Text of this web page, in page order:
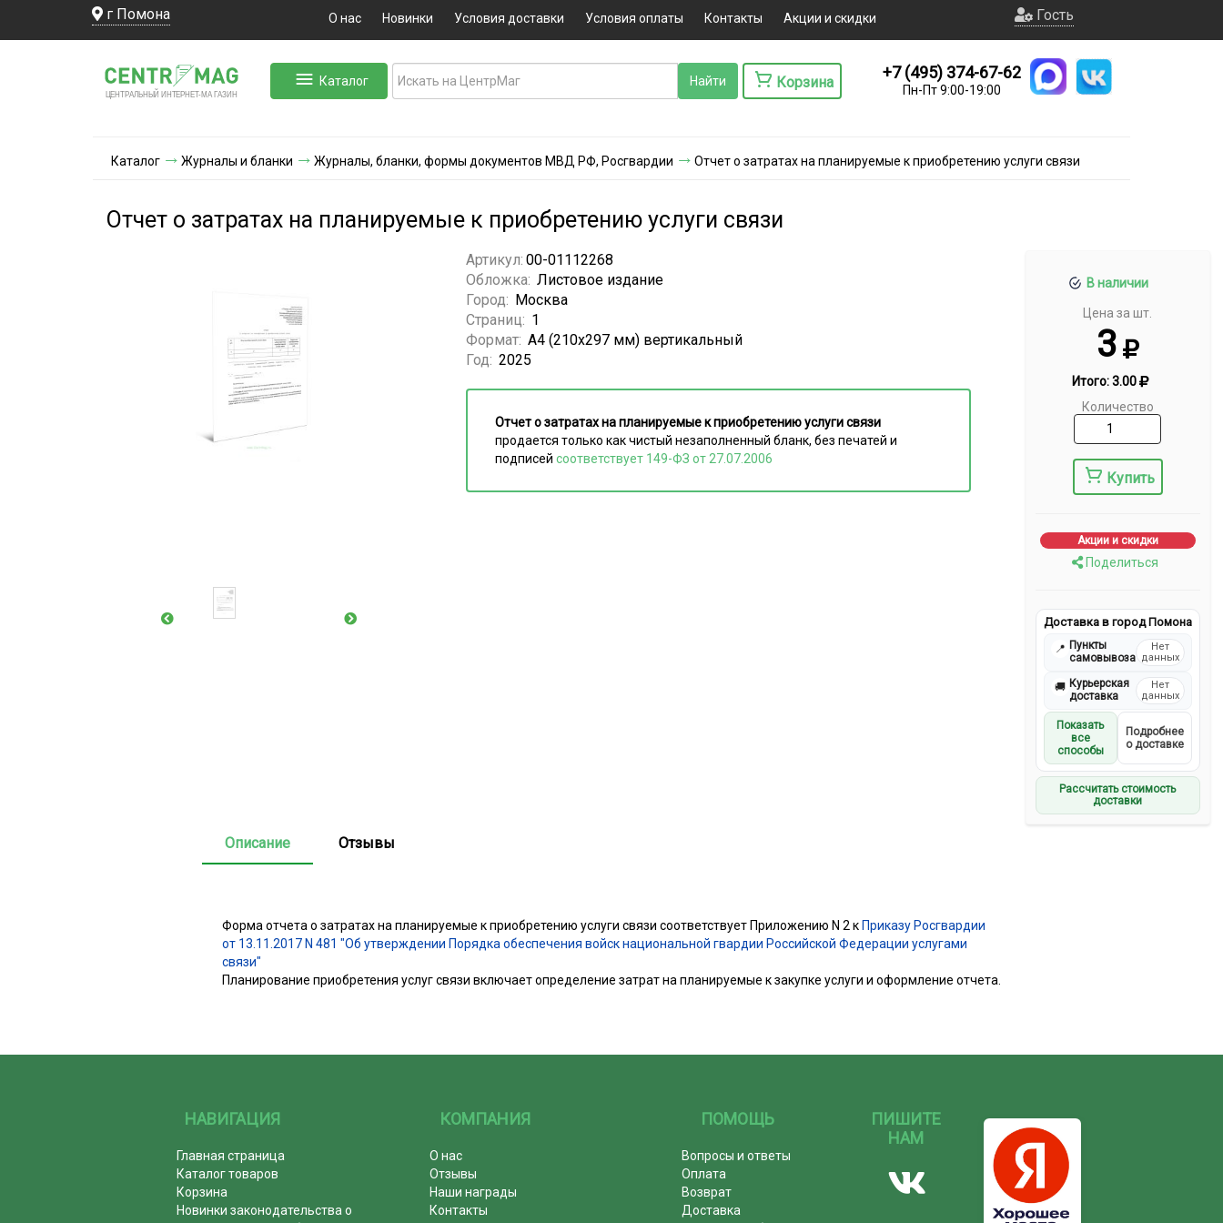
г Помона О нас Новинки Условия доставки Условия оплаты Контакты Акции и скидки Гость
ЦЕНТРАЛЬНЫЙ ИНТЕРНЕТ-МА ГАЗИН
Каталог Корзина
+7 (495) 374-67-62
Пн-Пт 9:00-19:00
Каталог Журналы и бланки Журналы, бланки, формы документов МВД РФ, Росгвардии Отчет о затратах на планируемые к приобретению услуги связи
Отчет о затратах на планируемые к приобретению услуги связи
В наличии
Цена за шт.
3
Итого:3.00
Количество
Купить
Акции и скидки
Поделиться
Доставка в город Помона
📍 Пункты
самовывоза
Нет
данных
🚚 Курьерская
доставка
Нет
данных
Показать
все
способы
Подробнее
о доставке
Рассчитать стоимость
доставки
Артикул: 00-01112268
Обложка: Листовое издание
Город: Москва
Страниц: 1
Формат: А4 (210х297 мм) вертикальный
Год: 2025
Отчет о затратах на планируемые к приобретению услуги связи
продается только как чистый незаполненный бланк, без печатей и
подписей соответствует 149-ФЗ от 27.07.2006
Описание Отзывы
Форма отчета о затратах на планируемые к приобретению услуги связи соответствует Приложению N 2 кПриказу Росгвардии
от 13.11.2017 N 481 "Об утверждении Порядка обеспечения войск национальной гвардии Российской Федерации услугами
связи"
Планирование приобретения услуг связи включает определение затрат на планируемые к закупке услуги и оформление отчета.
НАВИГАЦИЯ
Главная страница
Каталог товаров
Корзина
Новинки законодательства о
КОМПАНИЯ
О нас
Отзывы
Наши награды
Контакты
ПОМОЩЬ
Вопросы и ответы
Оплата
Возврат
Доставка
ПИШИТЕ
НАМ